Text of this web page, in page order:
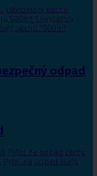
, Likvidátory pachu
500ml, Likvidátory
pachu 1000ml
odpad
, Pytel na odpad černý,
, Pytel na odpad žlutý,